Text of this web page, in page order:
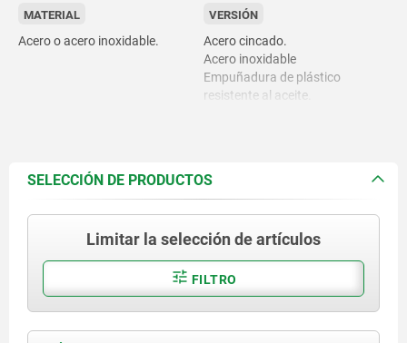
MATERIAL
Acero o acero inoxidable.
VERSIÓN
Acero cincado.
Acero inoxidable
Empuñadura de plástico
resistente al aceite.
SELECCIÓN DE PRODUCTOS
Limitar la selección de artículos
FILTRO